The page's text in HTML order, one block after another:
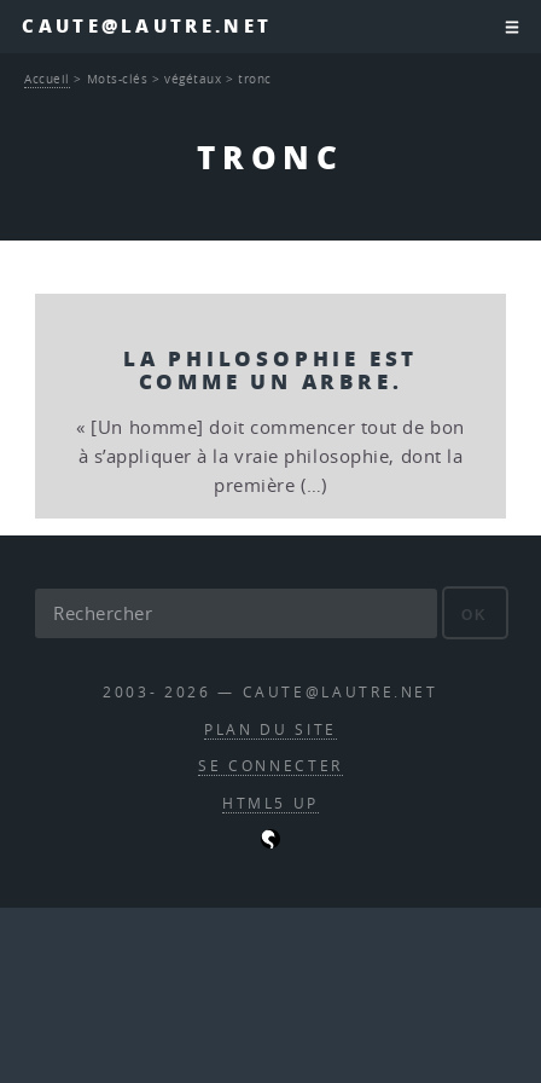
CAUTE@LAUTRE.NET
TRONC
Accueil > Mots-clés >végétaux >tronc
LA PHILOSOPHIE EST
COMME UN ARBRE.
« [Un homme] doit commencer tout de bon
à s’appliquer à la vraie philosophie, dont la
première (…)
OK
2003- 2026 — CAUTE@LAUTRE.NET
PLAN DU SITE
SE CONNECTER
HTML5 UP